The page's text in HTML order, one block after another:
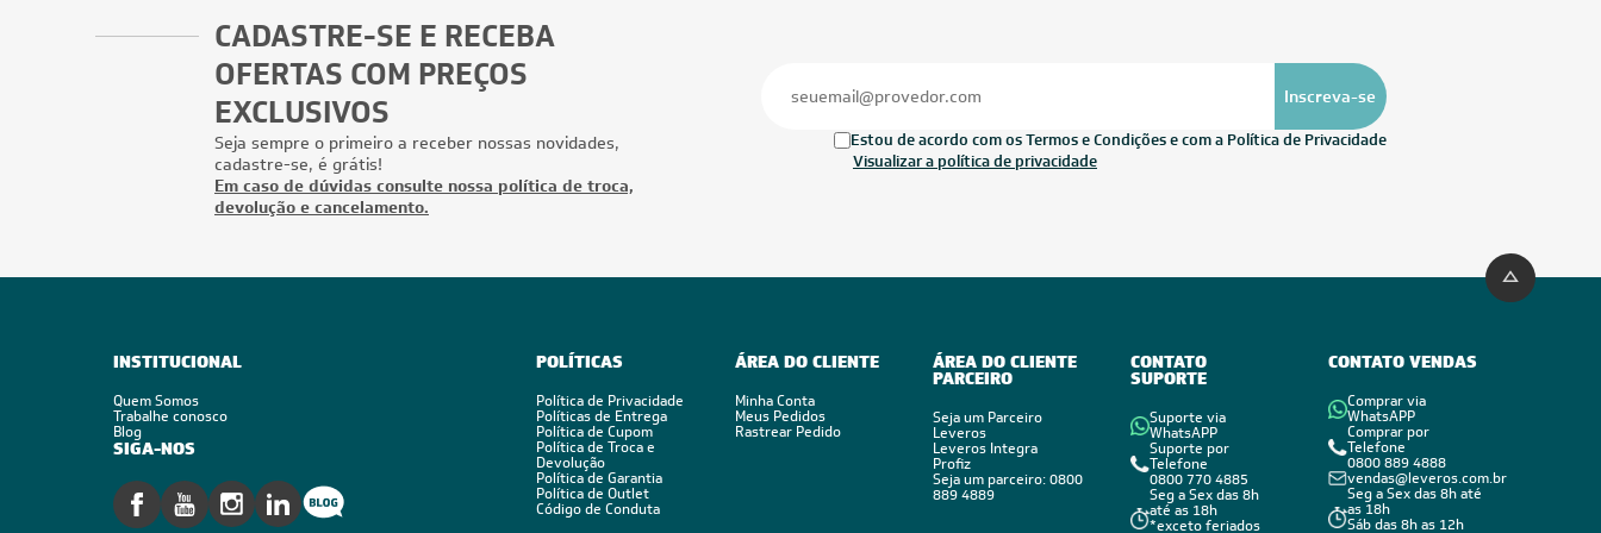
CADASTRE-SE E RECEBA
OFERTAS COM PREÇOS
EXCLUSIVOS
Seja sempre o primeiro a receber nossas novidades,
cadastre-se, é grátis!
Em caso de dúvidas consulte nossa política de troca,
devolução e cancelamento.
Inscreva-se
Estou de acordo com os Termos e Condições e com a Política de Privacidade
Visualizar a política de privacidade
INSTITUCIONAL
Quem Somos
Trabalhe conosco
Blog
SIGA-NOS
POLÍTICAS
Política de Privacidade
Políticas de Entrega
Política de Cupom
Política de Troca e
Devolução
Política de Garantia
Política de Outlet
Código de Conduta
ÁREA DO CLIENTE
Minha Conta
Meus Pedidos
Rastrear Pedido
ÁREA DO CLIENTE
PARCEIRO
Seja um Parceiro
Leveros
Leveros Integra
Profiz
Seja um parceiro: 0800
889 4889
CONTATO
SUPORTE
Suporte via
WhatsAPP
Suporte por
Telefone
0800 770 4885
Seg a Sex das 8h
até as 18h
*exceto feriados
CONTATO VENDAS
Comprar via
WhatsAPP
Comprar por
Telefone
0800 889 4888
vendas@leveros.com.br
Seg a Sex das 8h até
as 18h
Sáb das 8h as 12h